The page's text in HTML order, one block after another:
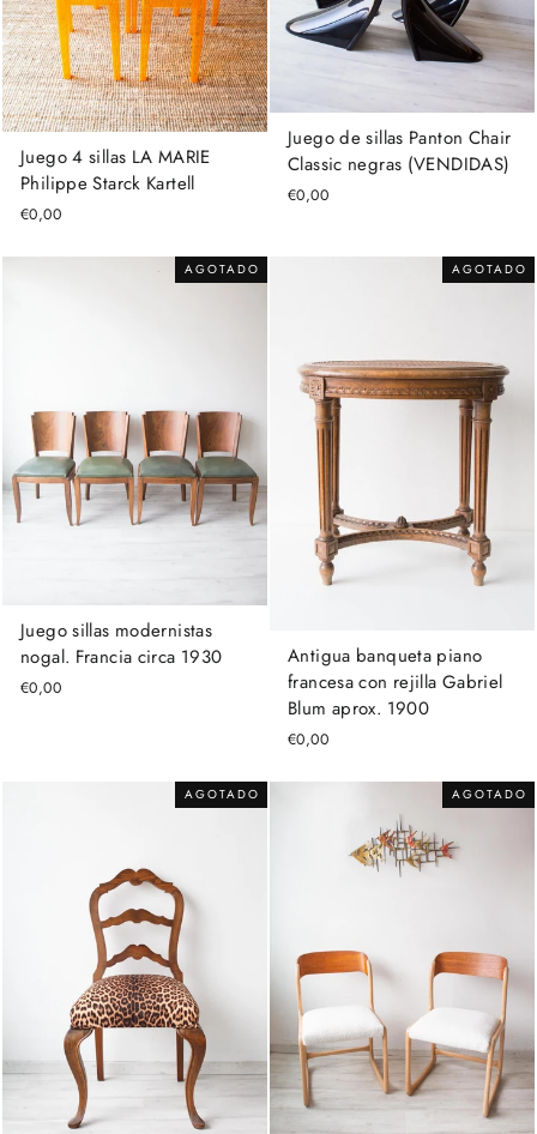
Juego 4 sillas LA MARIE
Philippe Starck Kartell
€0,00
Juego de sillas Panton Chair
Classic negras (VENDIDAS)
€0,00
AGOTADO
Juego sillas modernistas
nogal. Francia circa 1930
€0,00
AGOTADO
Antigua banqueta piano
francesa con rejilla Gabriel
Blum aprox. 1900
€0,00
AGOTADO AGOTADO